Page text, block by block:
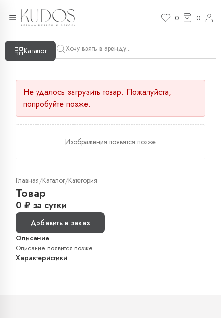
0 0
Каталог
Не удалось загрузить товар. Пожалуйста,
попробуйте позже.
Изображения появятся позже
Главная/Каталог/Категория
Товар
0 ₽ за сутки
Добавить в заказ
Описание
Описание появится позже.
Характеристики